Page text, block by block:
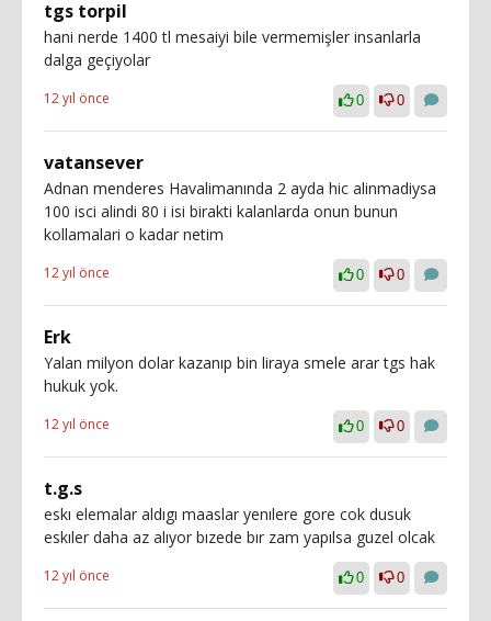
tgs torpil
hani nerde 1400 tl mesaiyi bile vermemişler insanlarla
dalga geçiyolar
12 yıl önce 0 0
vatansever
Adnan menderes Havalimanında 2 ayda hic alinmadiysa
100 isci alindi 80 i isi birakti kalanlarda onun bunun
kollamalari o kadar netim
12 yıl önce 0 0
Erk
Yalan milyon dolar kazanıp bin liraya smele arar tgs hak
hukuk yok.
12 yıl önce 0 0
t.g.s
eskı elemalar aldıgı maaslar yenılere gore cok dusuk
eskıler daha az alıyor bızede bır zam yapılsa guzel olcak
12 yıl önce 0 0